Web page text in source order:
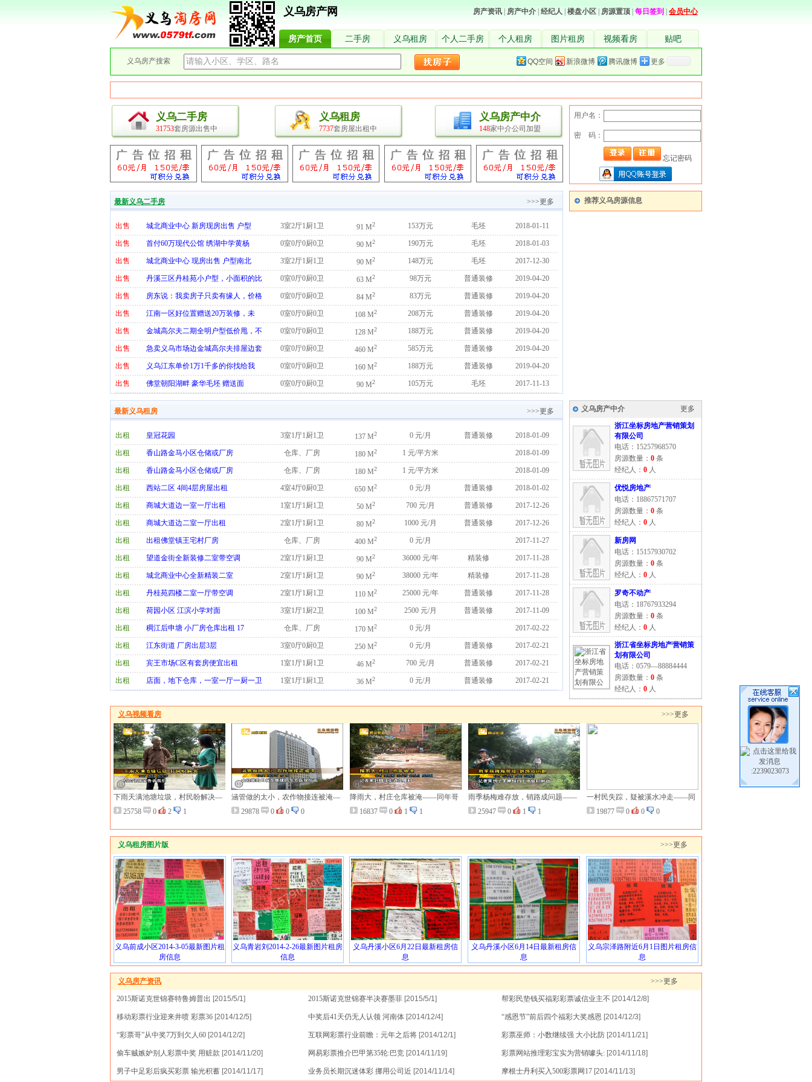
义乌房产网 房产资讯 房产中介 经纪人 楼盘小区 房源置顶 每日签到 会员中心
房产首页 二手房 义乌租房 个人二手房 个人租房 图片租房 视频看房 贴吧
义乌房产搜索 QQ空间 新浪微博 腾讯微博 更多
义乌二手房
31753套房源出售中
义乌租房
7737套房屋出租中
义乌房产中介
148家中介公司加盟
用户名：
密 码：
忘记密码
最新义乌二手房 >>>更多
出售 城北商业中心 新房现房出售 户型 3室2厅1厨1卫 91 M2 153万元 毛坯 2018-01-11
出售 首付60万现代公馆 绣湖中学黄杨 0室0厅0厨0卫 90 M2 190万元 毛坯 2018-01-03
出售 城北商业中心 现房出售 户型南北 3室2厅1厨1卫 90 M2 148万元 毛坯 2017-12-30
出售 丹溪三区丹桂苑小户型，小面积的比 0室0厅0厨0卫 63 M2 98万元 普通装修 2019-04-20
出售 房东说：我卖房子只卖有缘人，价格 0室0厅0厨0卫 84 M2 83万元 普通装修 2019-04-20
出售 江南一区好位置赠送20万装修，未 0室0厅0厨0卫 108 M2 208万元 普通装修 2019-04-20
出售 金城高尔夫二期全明户型低价甩，不 0室0厅0厨0卫 128 M2 188万元 普通装修 2019-04-20
出售 急卖义乌市场边金城高尔夫排屋边套 0室0厅0厨0卫 460 M2 585万元 普通装修 2019-04-20
出售 义乌江东单价1万1千多的你找给我 0室0厅0厨0卫 160 M2 188万元 普通装修 2019-04-20
出售 佛堂朝阳湖畔 豪华毛坯 赠送面 0室0厅0厨0卫 90 M2 105万元 毛坯 2017-11-13
推荐义乌房源信息
最新义乌租房 >>>更多
出租 皇冠花园 3室1厅1厨1卫 137 M2 0 元/月 普通装修 2018-01-09
出租 香山路金马小区仓储或厂房 仓库、厂房 180 M2 1 元/平方米 2018-01-09
出租 香山路金马小区仓储或厂房 仓库、厂房 180 M2 1 元/平方米 2018-01-09
出租 西站二区 4间4层房屋出租 4室4厅0厨0卫 650 M2 0 元/月 普通装修 2018-01-02
出租 商城大道边一室一厅出租 1室1厅1厨1卫 50 M2 700 元/月 普通装修 2017-12-26
出租 商城大道边二室一厅出租 2室1厅1厨1卫 80 M2 1000 元/月 普通装修 2017-12-26
出租 出租佛堂镇王宅村厂房 仓库、厂房 400 M2 0 元/月 2017-11-27
出租 望道金街全新装修二室带空调 2室1厅1厨1卫 90 M2 36000 元/年 精装修 2017-11-28
出租 城北商业中心全新精装二室 2室1厅1厨1卫 90 M2 38000 元/年 精装修 2017-11-28
出租 丹桂苑四楼二室一厅带空调 2室1厅1厨1卫 110 M2 25000 元/年 普通装修 2017-11-28
出租 荷园小区 江滨小学对面 3室1厅1厨2卫 100 M2 2500 元/月 普通装修 2017-11-09
出租 稠江后申塘 小厂房仓库出租 17 仓库、厂房 170 M2 0 元/月 2017-02-22
出租 江东街道 厂房出层3层 3室0厅0厨0卫 250 M2 0 元/月 普通装修 2017-02-21
出租 宾王市场C区有套房便宜出租 1室1厅1厨1卫 46 M2 700 元/月 普通装修 2017-02-21
出租 店面，地下仓库，一室一厅一厨一卫 1室1厅1厨1卫 36 M2 0 元/月 普通装修 2017-02-21
义乌房产中介
更多
浙江坐标房地产营销策划
有限公司
电话：15257968570
房源数量： 0条
经纪人： 0人
优悦房地产
电话：18867571707
房源数量： 0条
经纪人： 0人
新房网
电话：15157930702
房源数量： 0条
经纪人： 0人
罗奇不动产
电话：18767933294
房源数量： 0条
经纪人： 0人
浙江省坐标房地产营销策
划有限公司
电话：0579—88884444
房源数量： 0条
经纪人： 0人
义乌视频看房 >>>更多
下雨天满池塘垃圾，村民盼解决—
25758
0 2 1
涵管做的太小，农作物接连被淹—
29878
0 0 0
降雨大，村庄仓库被淹——同年哥
16837
0 1 1
雨季杨梅难存放，销路成问题——
25947
0 1 1
一村民失踪，疑被溪水冲走——同
19877
0 0 0
义乌租房图片版 >>>更多
义乌前成小区2014-3-05最新图片租
房信息
义乌青岩刘2014-2-26最新图片租房
信息
义乌丹溪小区6月22日最新租房信
息
义乌丹溪小区6月14日最新租房信
息
义乌宗泽路附近6月1日图片租房信
息
义乌房产资讯 >>>更多
2015斯诺克世锦赛特鲁姆普出 [2015/5/1] 2015斯诺克世锦赛半决赛墨菲 [2015/5/1] 帮彩民垫钱买福彩彩票诚信业主不 [2014/12/8]
移动彩票行业迎来井喷 彩票36 [2014/12/5] 中奖后41天仍无人认领 河南体 [2014/12/4] “感恩节”前后四个福彩大奖感恩 [2014/12/3]
“彩票哥”从中奖7万到欠人60 [2014/12/2] 互联网彩票行业前瞻：元年之后将 [2014/12/1] 彩票巫师：小数继续强 大小比防 [2014/11/21]
偷车贼嫉妒别人彩票中奖 用赃款 [2014/11/20] 网易彩票推介巴甲第35轮:巴竞 [2014/11/19] 彩票网站推理彩宝实为营销噱头: [2014/11/18]
男子中足彩后疯买彩票 输光积蓄 [2014/11/17] 业务员长期沉迷体彩 挪用公司近 [2014/11/14] 摩根士丹利买入500彩票网17 [2014/11/13]
:2239023073